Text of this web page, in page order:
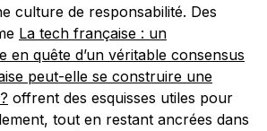
culture de responsabilité. Des
La tech française : un
en quête d’un véritable consensus
peut-elle se construire une
offrent des esquisses utiles pour
tout en restant ancrées dans